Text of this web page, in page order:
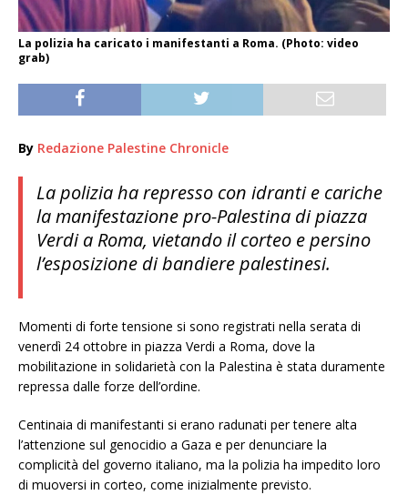
La polizia ha caricato i manifestanti a Roma. (Photo: video
grab)
By Redazione Palestine Chronicle
La polizia ha represso con idranti e cariche
la manifestazione pro-Palestina di piazza
Verdi a Roma, vietando il corteo e persino
l’esposizione di bandiere palestinesi.
Momenti di forte tensione si sono registrati nella serata di
venerdì 24 ottobre in piazza Verdi a Roma, dove la
mobilitazione in solidarietà con la Palestina è stata duramente
repressa dalle forze dell’ordine.
Centinaia di manifestanti si erano radunati per tenere alta
l’attenzione sul genocidio a Gaza e per denunciare la
complicità del governo italiano, ma la polizia ha impedito loro
di muoversi in corteo, come inizialmente previsto.